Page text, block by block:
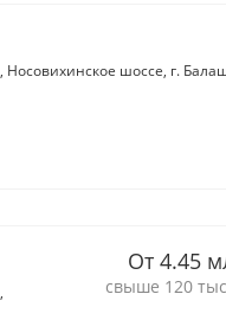
Носовихинское шоссе г.
От 4.45
свыше 120